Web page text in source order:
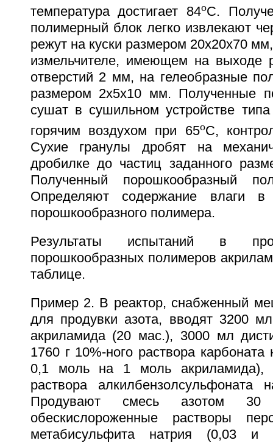
температура достигает 84oС.
полимерный блок легко извлекают
режут на куски размером 20х20х70
измельчителе, имеющем на выходе
отверстий 2 мм, на гелеобразные
размером 2х5х10 мм. Полученные
сушат в сушильном устройстве
горячим воздухом при 65oС,
Сухие гранулы дробят на
дробилке до частиц заданного
Полученный порошкообразный
Определяют содержание влаги в
порошкообразного полимера.
Результаты испытаний в
порошкообразных полимеров
таблице.
Пример 2. В реактор, снабженный
для продувки азота, вводят 3200
акриламида (20 мас.), 3000 мл
1760 г 10%-ного раствора
0,1 моль на 1 моль акриламида),
раствора алкилбензолсульфоната
Продувают смесь азотом
обескислороженные растворы
метабисульфита натрия (0,03